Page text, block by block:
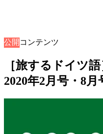
公開
音声コンテンツ
［旅するドイツ
2020年2月号・8月